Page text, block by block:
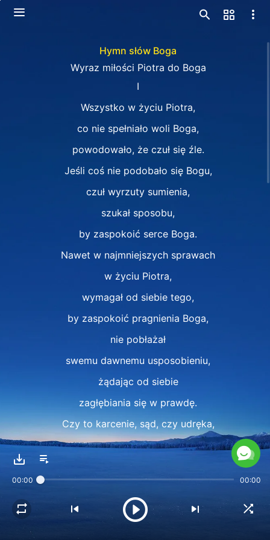
Hymn słów Boga
Wyraz miłości Piotra do Boga
I
Wszystko w życiu Piotra,
co nie spełniało woli Boga,
powodowało, że czuł się źle.
Jeśli coś nie podobało się Bogu,
czuł wyrzuty sumienia,
szukał sposobu,
by zaspokoić serce Boga.
Nawet w najmniejszych sprawach
w życiu Piotra,
wymagał od siebie tego,
by zaspokoić pragnienia Boga,
nie pobłażał
swemu dawnemu usposobieniu,
żądając od siebie
zagłębiania się w prawdę.
Czy to karcenie, sąd, czy udręka,
możesz osiągnąć
stworzenie Boże.
00:00 00:00